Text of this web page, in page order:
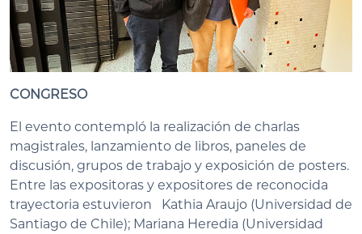
CONGRESO
El evento contempló la realización de charlas
magistrales, lanzamiento de libros, paneles de
discusión, grupos de trabajo y exposición de posters.
Entre las expositoras y expositores de reconocida
trayectoria estuvieron Kathia Araujo (Universidad de
Santiago de Chile); Mariana Heredia (Universidad